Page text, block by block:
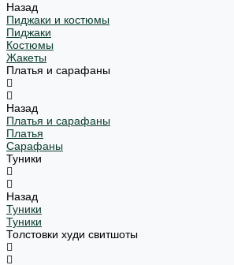
Назад
Пиджаки и костюмы
Пиджаки
Костюмы
Жакеты
Платья и сарафаны
Назад
Платья и сарафаны
Платья
Сарафаны
Туники
Назад
Туники
Туники
Толстовки худи свитшоты